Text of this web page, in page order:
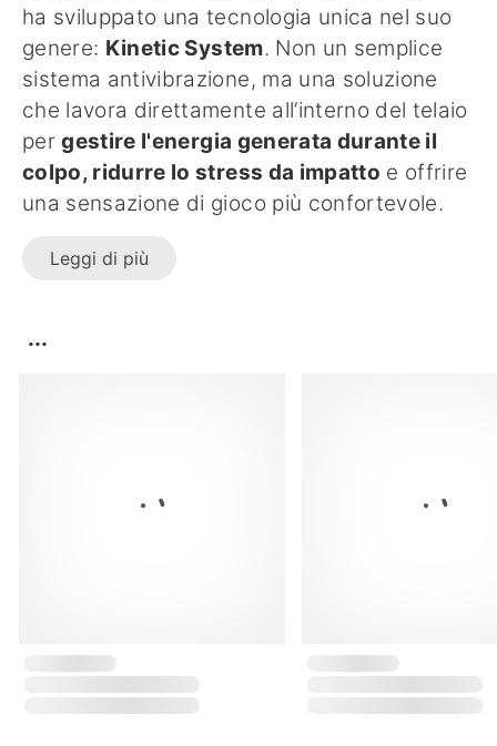
ha sviluppato una tecnologia unica nel suo
genere: Kinetic System. Non un semplice
sistema antivibrazione, ma una soluzione
che lavora direttamente all’interno del telaio
pergestire l'energia generata durante il
colpo, ridurre lo stress da impatto e offrire
una sensazione di gioco più confortevole.
Leggi di più
...